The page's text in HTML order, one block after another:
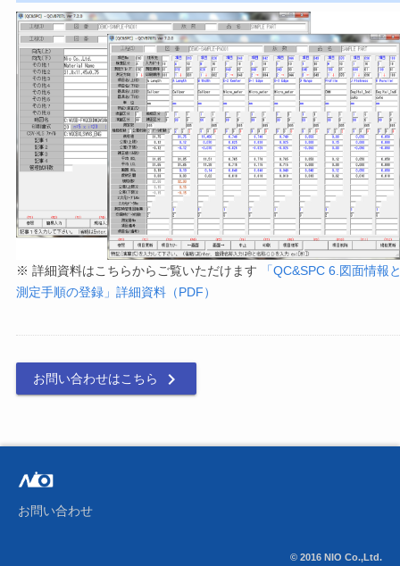
※ 詳細資料はこちらからご覧いただけます
「QC&SPC 6.図面情報
測定手順の登録」詳細資料（PDF）
お問い合わせはこちら 
お問い合わせ
© 2016 NIO Co.,Ltd.